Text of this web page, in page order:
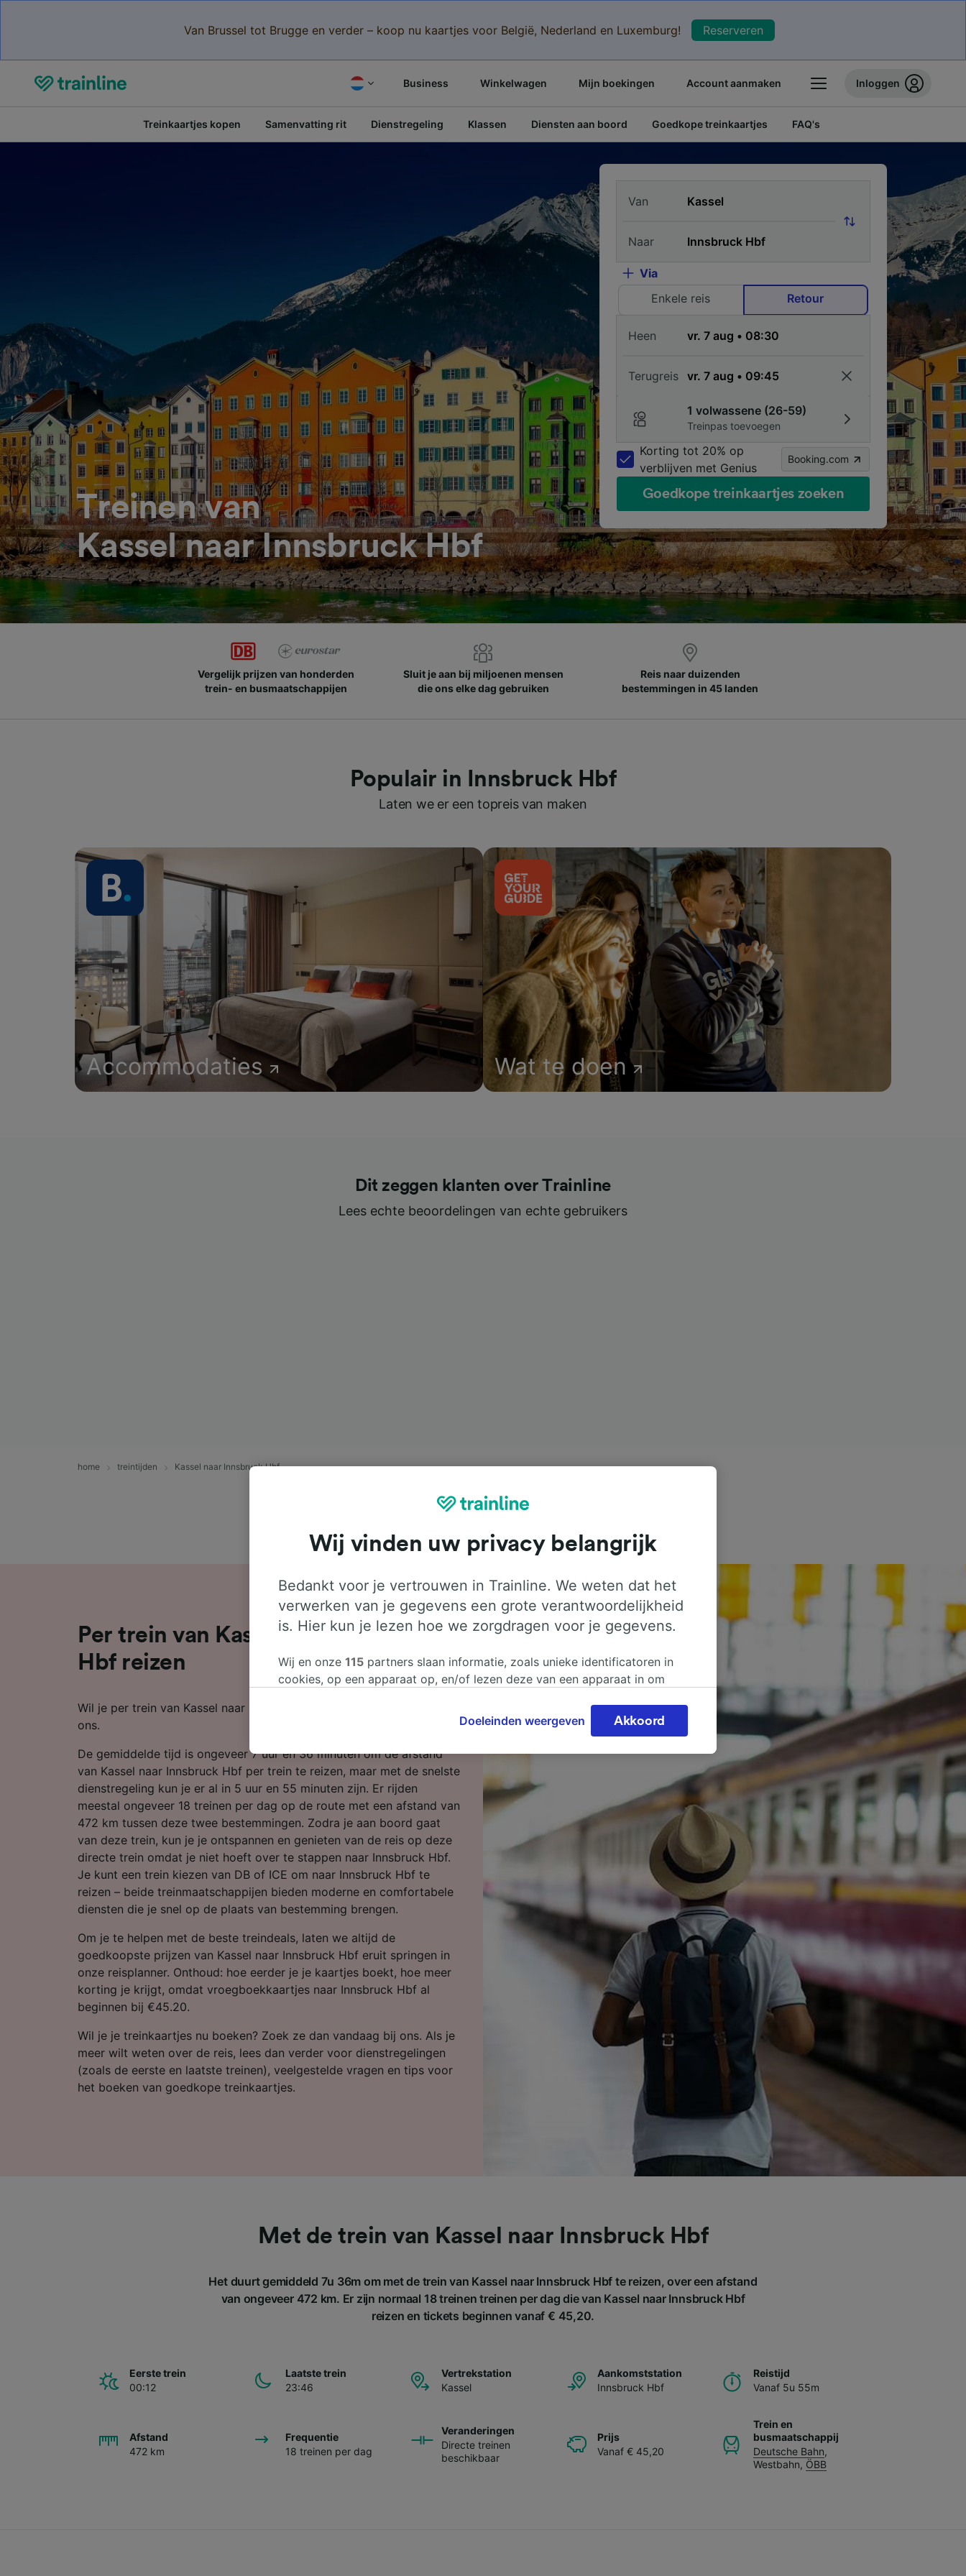
Van Brussel tot Brugge en verder – koop nu kaartjes voor België, Nederland en Luxemburg! Reserveren
Business Winkelwagen Mijn boekingen Account aanmaken Inloggen
Treinkaartjes kopen Samenvatting rit Dienstregeling Klassen Diensten aan boord Goedkope treinkaartjes FAQ's
Treinen van
Kassel naar Innsbruck Hbf
Van
Naar
Via
Enkele reis
Retour
Heen
Terugreis
1 volwassene (26-59)
Treinpas toevoegen
Korting tot 20% op
verblijven met Genius
Booking.com
Goedkope treinkaartjes zoeken
Vergelijk prijzen van honderden
trein- en busmaatschappijen
Sluit je aan bij miljoenen mensen
die ons elke dag gebruiken
Reis naar duizenden
bestemmingen in 45 landen
Populair in Innsbruck Hbf
Laten we er een topreis van maken
Accommodaties Wat te doen
Dit zeggen klanten over Trainline
Lees echte beoordelingen van echte gebruikers
home treintijden Kassel naar Innsbruck Hbf
Per trein van Kassel naar Innsbruck
Hbf reizen
Wil je per trein van Kassel naar Innsbruck Hbf reizen? Begin je reis bij
ons.
De gemiddelde tijd is ongeveer 7 uur en 36 minuten om de afstand
van Kassel naar Innsbruck Hbf per trein te reizen, maar met de snelste
dienstregeling kun je er al in 5 uur en 55 minuten zijn. Er rijden
meestal ongeveer 18 treinen per dag op de route met een afstand van
472 km tussen deze twee bestemmingen. Zodra je aan boord gaat
van deze trein, kun je je ontspannen en genieten van de reis op deze
directe trein omdat je niet hoeft over te stappen naar Innsbruck Hbf.
Je kunt een trein kiezen van DB of ICE om naar Innsbruck Hbf te
reizen – beide treinmaatschappijen bieden moderne en comfortabele
diensten die je snel op de plaats van bestemming brengen.
Om je te helpen met de beste treindeals, laten we altijd de
goedkoopste prijzen van Kassel naar Innsbruck Hbf eruit springen in
onze reisplanner. Onthoud: hoe eerder je je kaartjes boekt, hoe meer
korting je krijgt, omdat vroegboekkaartjes naar Innsbruck Hbf al
beginnen bij €45.20.
Wil je je treinkaartjes nu boeken? Zoek ze dan vandaag bij ons. Als je
meer wilt weten over de reis, lees dan verder voor dienstregelingen
(zoals de eerste en laatste treinen), veelgestelde vragen en tips voor
het boeken van goedkope treinkaartjes.
Met de trein van Kassel naar Innsbruck Hbf
Het duurt gemiddeld 7u 36m om met de trein van Kassel naar Innsbruck Hbf te reizen, over een afstand
van ongeveer 472 km. Er zijn normaal 18 treinen treinen per dag die van Kassel naar Innsbruck Hbf
reizen en tickets beginnen vanaf € 45,20.
Eerste trein
00:12
Laatste trein
23:46
Vertrekstation
Kassel
Aankomststation
Innsbruck Hbf
Reistijd
Vanaf 5u 55m
Afstand
472 km
Frequentie
18 treinen per dag
Veranderingen
Directe treinen
beschikbaar
Prijs
Vanaf € 45,20
Trein en
busmaatschappij
Deutsche Bahn,
Westbahn, ÖBB
Wij vinden uw privacy belangrijk
Bedankt voor je vertrouwen in Trainline. We weten dat het
verwerken van je gegevens een grote verantwoordelijkheid
is. Hier kun je lezen hoe we zorgdragen voor je gegevens.
Wij en onze 115 partners slaan informatie, zoals unieke identificatoren in
cookies, op een apparaat op, en/of lezen deze van een apparaat in om
wijzigen door hieronder te klikken. Daaronder valt ook je recht om
bezwaar te maken in alle gevallen dat er voor de verwerking een beroep
elk moment wijzigen op de pagina met onze privacyverklaring. Deze
keuzes worden aan onze partners doorgegeven en hebben geen invloed
op browsegegevens. Je gegevens worden niet gebruikt voor tracking als
je ons hebt gevraagd om je niet te volgen.
Wij en onze partners verwerken gegevens voor de volgende doeleinden:
Precieze geolocatiegegevens gebruiken. De apparaatkenmerken actief
scannen ter identificatie. Informatie op een apparaat opslaan en/of
openen. Gepersonaliseerde advertenties en content, advertentie- en
contentmetingen, doelgroepenonderzoek en ontwikkeling van diensten.
Partnerlijst (derden)
Doeleinden weergeven Akkoord